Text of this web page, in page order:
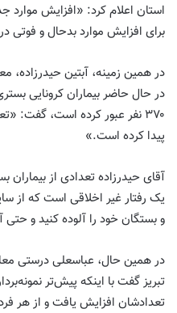
استان اعلام کرد: «افزایش موارد
برای افزایش موارد بدحال و
در همین زمینه، آبتین حیدرزاده،
در حال حاضر بیماران کرونایی
۳۷۰ نفر عبور کرده است، گفت:
پیدا کرده است.»
آقای حیدرزاده تعدادی از
یک رفتار غیر اخلاقی است که از
و بستگان خود را آلوده کنید و حتی
در همین حال، عباسعلی درستی
تبریز گفت با اینکه پیش‌تر
تعدادشان افزایش یافت و از هر